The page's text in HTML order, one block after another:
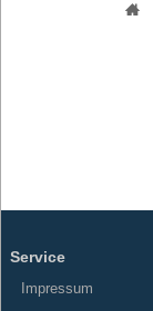
Service
Impressum